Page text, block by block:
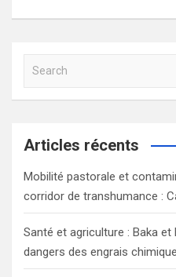
a
c
Articles récents
Mobilité pastorale et
corridor de transhumance :
Santé et agriculture : Baka
dangers des engrais